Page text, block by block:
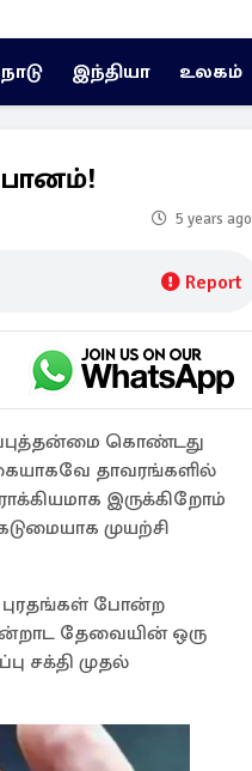
இந்தியா உலகம்
5 years ago
Report
கொண்டது
தாவரங்களில்
இருக்கிறோம்
முயற்சி
புரதங்கள் போன்ற
தேவையின் ஒரு
சக்தி முதல்